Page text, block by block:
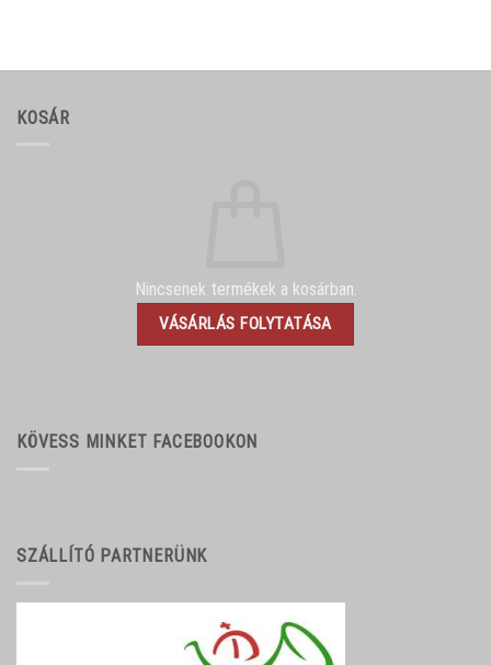
KOSÁR
Nincsenek termékek a kosárban.
VÁSÁRLÁS FOLYTATÁSA
KÖVESS MINKET FACEBOOKON
SZÁLLÍTÓ PARTNERÜNK